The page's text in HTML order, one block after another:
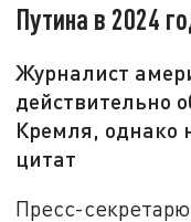
Путина в 2024
Журналист
действительно
Кремля, однако
цитат
Пресс-